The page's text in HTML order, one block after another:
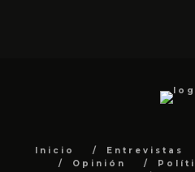
Inicio Entrevistas
Opinión